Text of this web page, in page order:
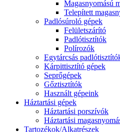
Magasnyomású
Telepített
Padlósúroló gépek
Felületszárító
Padlótisztítók
Polírozók
Egytárcsás
Kárpittisztító gépek
Seprőgépek
Gőztisztítók
Használt gépeink
Háztartási gépek
Háztartási porszívók
Háztartási
Tartozékok/Alkatrészek